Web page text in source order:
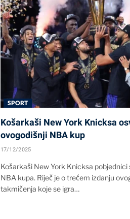
SPORT
Košarkaši New York Knicksa
ovogodišnji NBA kup
17/12/2025
Košarkaši New York Knicksa pobjednici
NBA kupa. Riječ je o trećem izdanju
takmičenja koje se igra…